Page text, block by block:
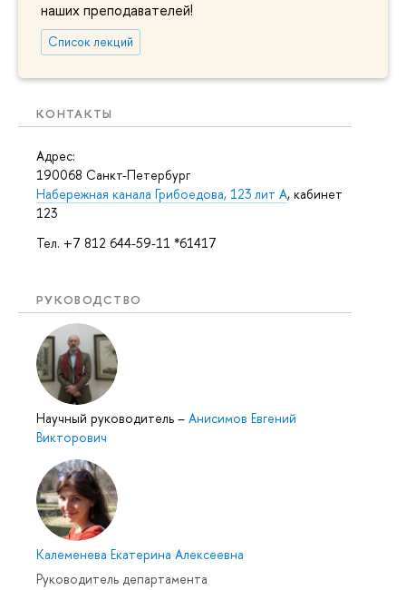
наших преподавателей!
Список лекций
КОНТАКТЫ
Адрес:
190068 Санкт-Петербург
Набережная канала Грибоедова, 123 лит А, кабинет
123
Тел. +7 812 644-59-11 *61417
РУКОВОДСТВО
Научный руководитель – Анисимов Евгений
Викторович
Калеменева Екатерина Алексеевна
Руководитель департамента